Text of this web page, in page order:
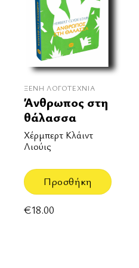
ΞΈΝΗ ΛΟΓΟΤΕΧΝΊΑ
Άνθρωπος στη
θάλασσα
Χέρμπερτ Κλάιντ
Λιούις
Προσθήκη
€18.00